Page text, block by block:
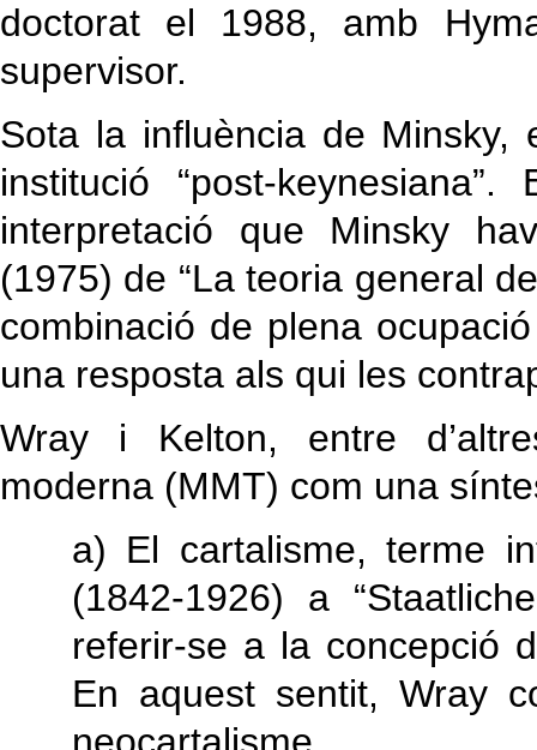
doctorat el 1988, amb
supervisor.
Sota la influència de
institució “post-
interpretació que Minsky
(1975) de “La teoria general
combinació de plena
una resposta als qui les
Wray i Kelton, entre
moderna (MMT) com una
a) El cartalisme, terme
(1842-1926) a
referir-se a la concepció
En aquest sentit, Wray